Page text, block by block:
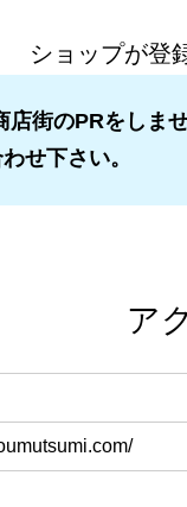
ショップが登
街のPRをしま
せ下さい。
ア